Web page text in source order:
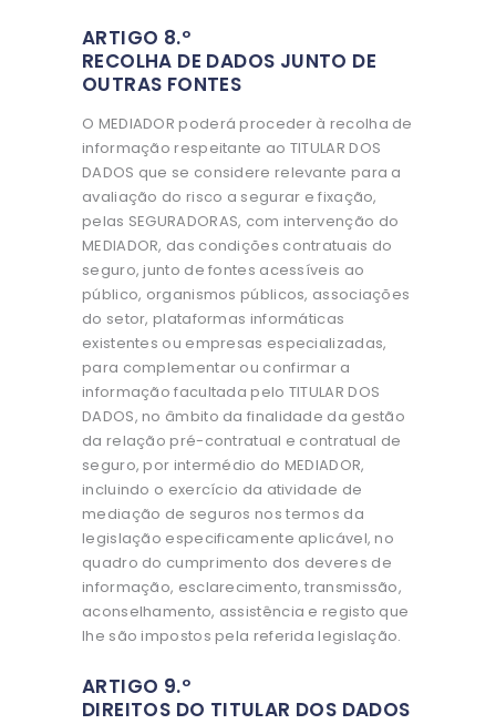
ARTIGO 8.º
RECOLHA DE DADOS JUNTO DE
OUTRAS FONTES
O MEDIADOR poderá proceder à recolha de
informação respeitante ao TITULAR DOS
DADOS que se considere relevante para a
avaliação do risco a segurar e fixação,
pelas SEGURADORAS, com intervenção do
MEDIADOR, das condições contratuais do
seguro, junto de fontes acessíveis ao
público, organismos públicos, associações
do setor, plataformas informáticas
existentes ou empresas especializadas,
para complementar ou confirmar a
informação facultada pelo TITULAR DOS
DADOS, no âmbito da finalidade da gestão
da relação pré-contratual e contratual de
seguro, por intermédio do MEDIADOR,
incluindo o exercício da atividade de
mediação de seguros nos termos da
legislação especificamente aplicável, no
quadro do cumprimento dos deveres de
informação, esclarecimento, transmissão,
aconselhamento, assistência e registo que
lhe são impostos pela referida legislação.
ARTIGO 9.º
DIREITOS DO TITULAR DOS DADOS